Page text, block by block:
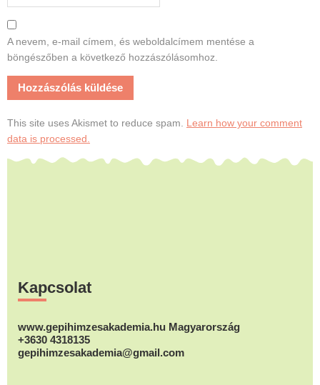
A nevem, e-mail címem, és weboldalcímem mentése a
böngészőben a következő hozzászólásomhoz.
This site uses Akismet to reduce spam. Learn how your comment
data is processed.
Kapcsolat
www.gepihimzesakademia.hu Magyarország
+3630 4318135
gepihimzesakademia@gmail.com